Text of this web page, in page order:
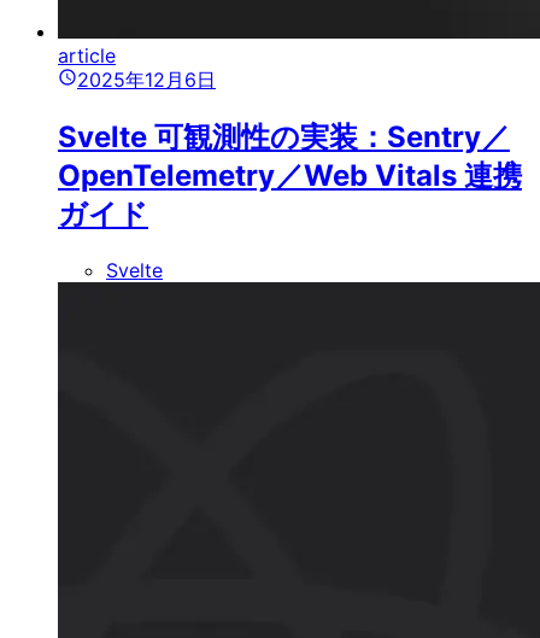
article
2025年12月6日
Svelte 可観測性の実装：Sentry／
OpenTelemetry／Web Vitals 連携
ガイド
Svelte